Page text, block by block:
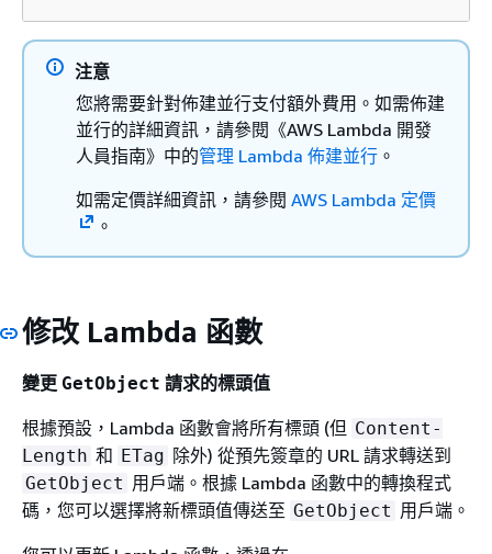
注意
您將需要針對佈建並行支付額外費用。如需佈建
並行的詳細資訊，請參閱《AWS Lambda 開發
人員指南》 中的管理 Lambda 佈建並行 。
如需定價詳細資訊，請參閱 AWS Lambda 定價
。
修改 Lambda 函數
變更 GetObject 請求的標頭值
根據預設，Lambda 函數會將所有標頭 (但 Content-
Length 和 ETag 除外) 從預先簽章的 URL 請求轉送到
GetObject 用戶端。根據 Lambda 函數中的轉換程式
碼，您可以選擇將新標頭值傳送至 GetObject 用戶端。